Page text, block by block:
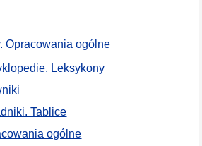
Opracowania ogólne
Leksykony
Tablice
ogólne